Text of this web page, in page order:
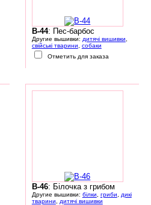
B-44: Пес-барбос
Другие вышивки: дитячі вишивки
свійські тварини
собаки
Отметить для заказа
B-46: Білочка з грибом
Другие вышивки: білки гриби
дикі
тварини
дитячі вишивки